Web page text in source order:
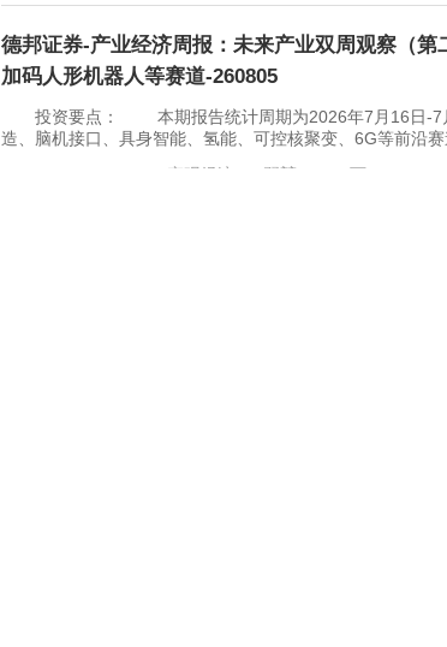
德邦证券-产业经济周报：未来产业双周观察（
加码人形机器人等赛道-260805
投资要点： 本期报告统计周期为2026年7月16日-7月
造、脑机接口、具身智能、氢能、可控核聚变、6G等前沿
宏观经济 翟堃 19 页